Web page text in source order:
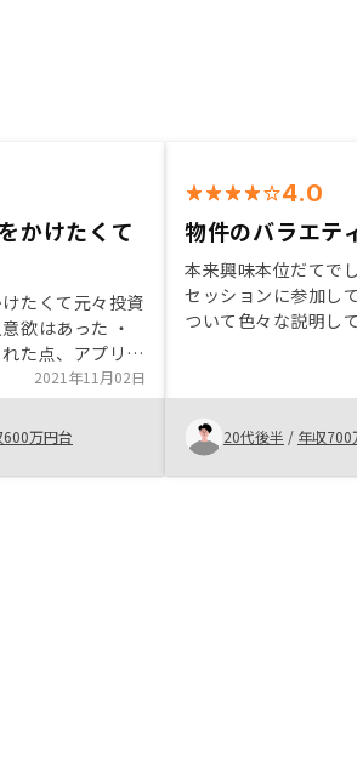
かけたくて
たくて元々投資
欲はあった ・
た点、アプリで
面談を応諾 ・物
自分の求める水
ため購入を決意
ラインでやり取
ーズでよかった
2021年11月02日
600万円台
4.0
物件のバラエテ
本来興味本位だてで
セッションに参加し
ついて色々な説明し
プライスレンジにバ
て、物件自体もよか
た。東京だけてはな
（関西など）もあっ
のがいいと思いまし
20代後半 / 年収700